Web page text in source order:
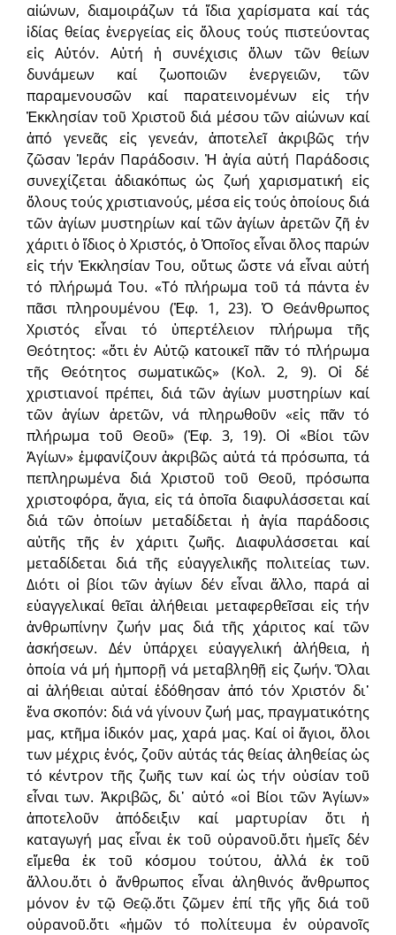
αἰώνων, διαμοιράζων τά ἴδια χαρίσματα καί τάς
ἰδίας θείας ἐνεργείας εἰς ὅλους τούς πιστεύοντας
εἰς Αὐτόν. Αὐτή ἡ συνέχισις ὅλων τῶν θείων
δυνάμεων καί ζωοποιῶν ἐνεργειῶν, τῶν
παραμενουσῶν καί παρατεινομένων εἰς τήν
Ἐκκλησίαν τοῦ Χριστοῦ διά μέσου τῶν αἰώνων καί
ἀπό γενεᾶς εἰς γενεάν, ἀποτελεῖ ἀκριβῶς τήν
ζῶσαν Ἱεράν Παράδοσιν. Ἡ ἁγία αὐτή Παράδοσις
συνεχίζεται ἀδιακόπως ὡς ζωή χαρισματική εἰς
ὅλους τούς χριστιανούς, μέσα εἰς τούς ὁποίους διά
τῶν ἁγίων μυστηρίων καί τῶν ἁγίων ἀρετῶν ζῆ ἐν
χάριτι ὁ ἴδιος ὁ Χριστός, ὁ Ὁποῖος εἶναι ὅλος παρών
εἰς τήν Ἐκκλησίαν Του, οὕτως ὥστε νά εἶναι αὐτή
τό πλήρωμά Του. «Τό πλήρωμα τοῦ τά πάντα ἐν
πᾶσι πληρουμένου (Ἐφ. 1, 23). Ὁ Θεάνθρωπος
Χριστός εἶναι τό ὑπερτέλειον πλήρωμα τῆς
Θεότητος: «ὅτι ἐν Αὐτῷ κατοικεῖ πᾶν τό πλήρωμα
τῆς Θεότητος σωματικῶς» (Κολ. 2, 9). Οἱ δέ
χριστιανοί πρέπει, διά τῶν ἁγίων μυστηρίων καί
τῶν ἁγίων ἀρετῶν, νά πληρωθοῦν «εἰς πᾶν τό
πλήρωμα τοῦ Θεοῦ» (Ἐφ. 3, 19). Οἱ «Βίοι τῶν
Ἁγίων» ἐμφανίζουν ἀκριβῶς αὐτά τά πρόσωπα, τά
πεπληρωμένα διά Χριστοῦ τοῦ Θεοῦ, πρόσωπα
χριστοφόρα, ἅγια, εἰς τά ὁποῖα διαφυλάσσεται καί
διά τῶν ὁποίων μεταδίδεται ἡ ἁγία παράδοσις
αὐτῆς τῆς ἐν χάριτι ζωῆς. Διαφυλάσσεται καί
μεταδίδεται διά τῆς εὐαγγελικῆς πολιτείας των.
Διότι οἱ βίοι τῶν ἁγίων δέν εἶναι ἄλλο, παρά αἱ
εὐαγγελικαί θεῖαι ἀλήθειαι μεταφερθεῖσαι εἰς τήν
ἀνθρωπίνην ζωήν μας διά τῆς χάριτος καί τῶν
ἀσκήσεων. Δέν ὑπάρχει εὐαγγελική ἀλήθεια, ἡ
ὁποία νά μή ἠμπορῇ νά μεταβληθῇ εἰς ζωήν. Ὅλαι
αἱ ἀλήθειαι αὐταί ἐδόθησαν ἀπό τόν Χριστόν δι᾽
ἕνα σκοπόν: διά νά γίνουν ζωή μας, πραγματικότης
μας, κτῆμα ἰδικόν μας, χαρά μας. Καί οἱ ἅγιοι, ὅλοι
των μέχρις ἑνός, ζοῦν αὐτάς τάς θείας ἀληθείας ὡς
τό κέντρον τῆς ζωῆς των καί ὡς τήν οὐσίαν τοῦ
εἶναι των. Ἀκριβῶς, δι᾽ αὐτό «οἱ Βίοι τῶν Ἁγίων»
ἀποτελοῦν ἀπόδειξιν καί μαρτυρίαν ὅτι ἡ
καταγωγή μας εἶναι ἐκ τοῦ οὐρανοῦ.ὅτι ἡμεῖς δέν
εἴμεθα ἐκ τοῦ κόσμου τούτου, ἀλλά ἐκ τοῦ
ἄλλου.ὅτι ὁ ἄνθρωπος εἶναι ἀληθινός ἄνθρωπος
μόνον ἐν τῷ Θεῷ.ὅτι ζῶμεν ἐπί τῆς γῆς διά τοῦ
οὐρανοῦ.ὅτι «ἡμῶν τό πολίτευμα ἐν οὐρανοῖς